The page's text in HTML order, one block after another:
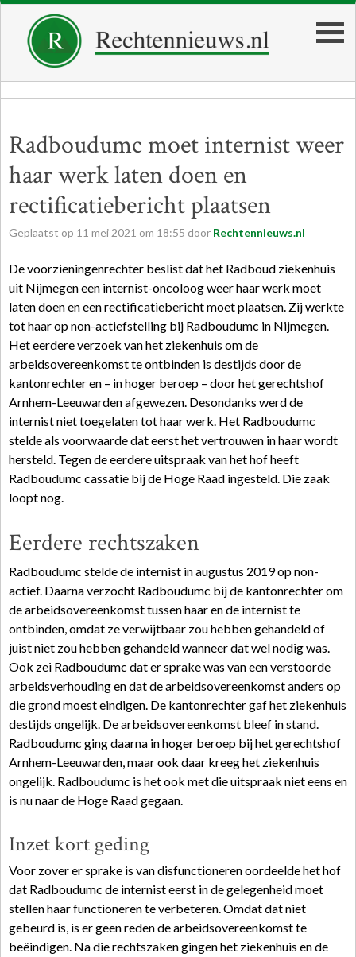
Radboudumc moet internist weer
haar werk laten doen en
rectificatiebericht plaatsen
Geplaatst op 11 mei 2021 om 18:55 door Rechtennieuws.nl
De voorzieningenrechter beslist dat het Radboud ziekenhuis
uit Nijmegen een internist-oncoloog weer haar werk moet
laten doen en een rectificatiebericht moet plaatsen. Zij werkte
tot haar op non-actiefstelling bij Radboudumc in Nijmegen.
Het eerdere verzoek van het ziekenhuis om de
arbeidsovereenkomst te ontbinden is destijds door de
kantonrechter en – in hoger beroep – door het gerechtshof
Arnhem-Leeuwarden afgewezen. Desondanks werd de
internist niet toegelaten tot haar werk. Het Radboudumc
stelde als voorwaarde dat eerst het vertrouwen in haar wordt
hersteld. Tegen de eerdere uitspraak van het hof heeft
Radboudumc cassatie bij de Hoge Raad ingesteld. Die zaak
loopt nog.
Eerdere rechtszaken
Radboudumc stelde de internist in augustus 2019 op non-
actief. Daarna verzocht Radboudumc bij de kantonrechter om
de arbeidsovereenkomst tussen haar en de internist te
ontbinden, omdat ze verwijtbaar zou hebben gehandeld of
juist niet zou hebben gehandeld wanneer dat wel nodig was.
Ook zei Radboudumc dat er sprake was van een verstoorde
arbeidsverhouding en dat de arbeidsovereenkomst anders op
die grond moest eindigen. De kantonrechter gaf het ziekenhuis
destijds ongelijk. De arbeidsovereenkomst bleef in stand.
Radboudumc ging daarna in hoger beroep bij het gerechtshof
Arnhem-Leeuwarden, maar ook daar kreeg het ziekenhuis
ongelijk. Radboudumc is het ook met die uitspraak niet eens en
is nu naar de Hoge Raad gegaan.
Inzet kort geding
Voor zover er sprake is van disfunctioneren oordeelde het hof
dat Radboudumc de internist eerst in de gelegenheid moet
stellen haar functioneren te verbeteren. Omdat dat niet
gebeurd is, is er geen reden de arbeidsovereenkomst te
beëindigen. Na die rechtszaken gingen het ziekenhuis en de